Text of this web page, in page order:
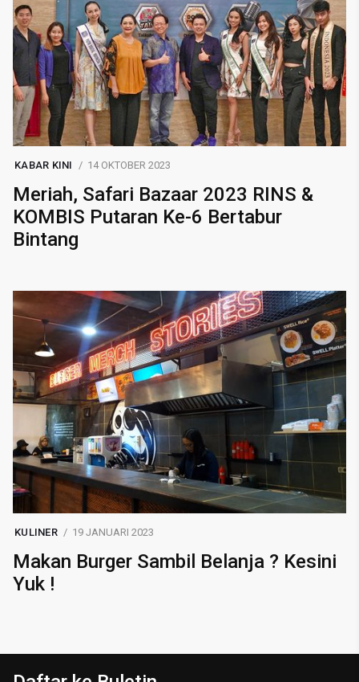
KABAR KINI 14 OKTOBER 2023
Meriah, Safari Bazaar 2023 RINS &
KOMBIS Putaran Ke-6 Bertabur
Bintang
KULINER 19 JANUARI 2023
Makan Burger Sambil Belanja ? Kesini
Yuk !